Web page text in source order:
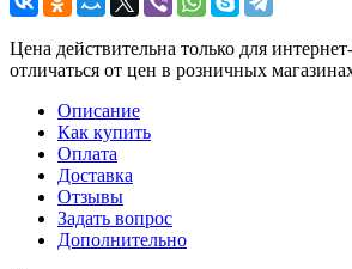
Цена действительна только для
отличаться от цен в розничных
Описание
Как купить
Оплата
Доставка
Отзывы
Задать вопрос
Дополнительно